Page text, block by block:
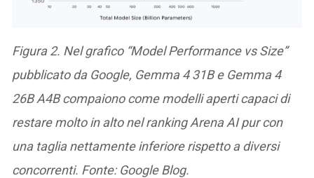
Figura 2. Nel grafico “Model Performance vs Size”
pubblicato da Google, Gemma 4 31B e Gemma 4
26B A4B compaiono come modelli aperti capaci di
restare molto in alto nel ranking Arena AI pur con
una taglia nettamente inferiore rispetto a diversi
concorrenti. Fonte: Google Blog.